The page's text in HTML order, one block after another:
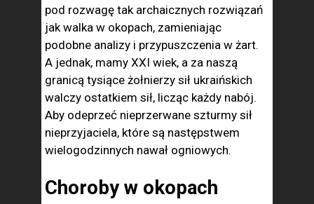
pod rozwagę tak archaicznych rozwiązań
jak walka w okopach, zamieniając
podobne analizy i przypuszczenia w żart.
A jednak, mamy XXI wiek, a za naszą
granicą tysiące żołnierzy sił ukraińskich
walczy ostatkiem sił, licząc każdy nabój.
Aby odeprzeć nieprzerwane szturmy sił
nieprzyjaciela, które są następstwem
wielogodzinnych nawał ogniowych.
Choroby w okopach